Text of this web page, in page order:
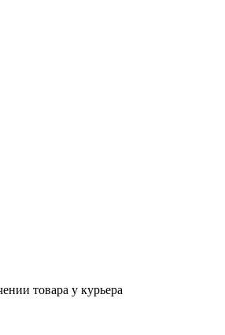
товара у курьера